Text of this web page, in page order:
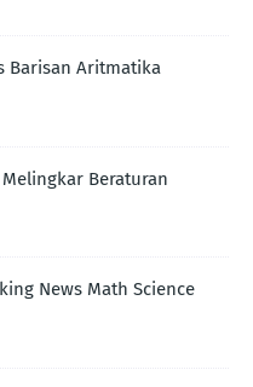
Barisan Aritmatika
Melingkar Beraturan
News Math Science